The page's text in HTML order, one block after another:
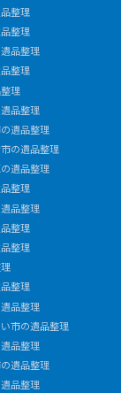
整理
整理
品整理
整理
理
品整理
遺品整理
の遺品整理
遺品整理
整理
品整理
整理
整理
整理
品整理
市の遺品整理
品整理
遺品整理
品整理